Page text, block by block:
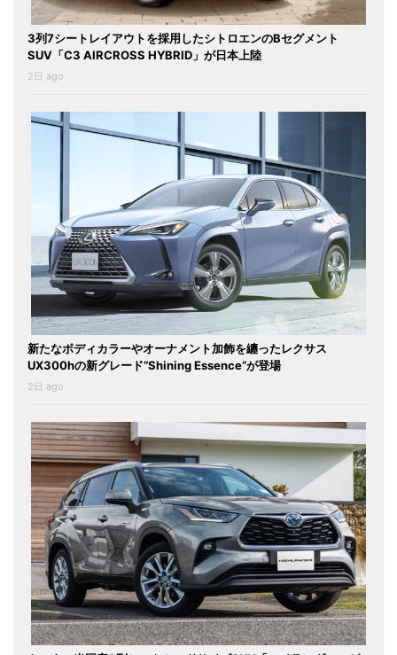
3列7シートレイアウトを採用したシトロエンのBセグメント
SUV「C3 AIRCROSS HYBRID」が日本上陸
2日 ago
新たなボディカラーやオーナメント加飾を纏ったレクサス
UX300hの新グレード“Shining Essence”が登場
2日 ago